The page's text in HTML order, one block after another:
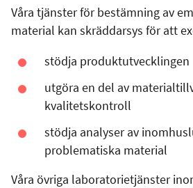
Våra tjänster för bestämning av
material kan skräddarsys för att
stödja produktutvecklingen
utgöra en del av
kvalitetskontroll
stödja analyser av
problematiska material
Våra övriga laboratorietjänster